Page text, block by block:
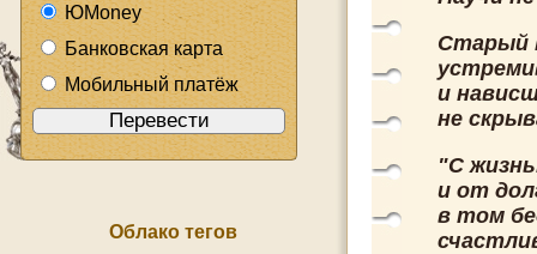
ЮMoney
Банковская карта
Мобильный платёж
Облако тегов
Старый
и
не
"С
и от
в том